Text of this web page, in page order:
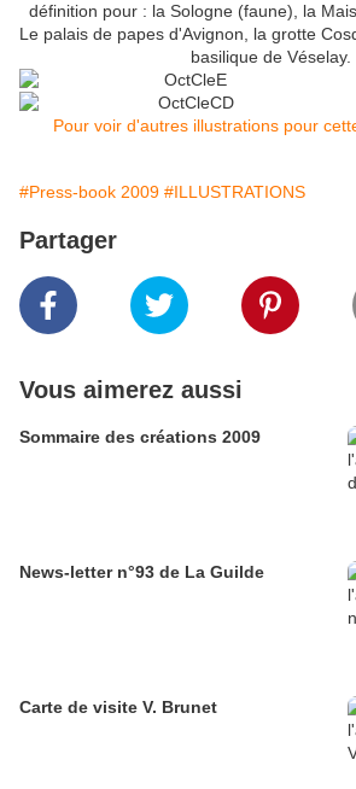
définition pour : la Sologne (faune), la
Le palais de papes d'Avignon, la grotte
basilique de Véselay.
Pour voir d'autres illustrations pour
#Press-book 2009 #ILLUSTRATIONS
Partager
Vous aimerez aussi
Sommaire des créations 2009
News-letter n°93 de La Guilde
Carte de visite V. Brunet